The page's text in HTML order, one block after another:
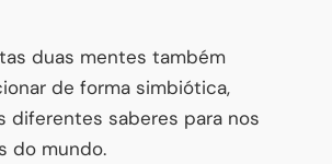
duas mentes também
de forma simbiótica,
diferentes saberes para nos
do mundo.